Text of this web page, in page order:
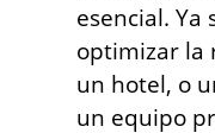
esencial. Ya
optimizar la
un hotel, o
un equipo